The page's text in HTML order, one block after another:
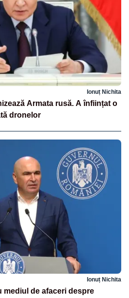
Ionuț Nichita
Armata rusă. A înființat o
dronelor
Ionuț Nichita
mediul de afaceri despre